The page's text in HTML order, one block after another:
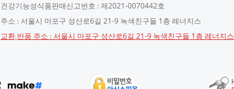
건강기능성식품판매신고번호 : 제2021-0070442호
주소 : 서울시 마포구 성산로6길 21-9 녹색친구들 1층 레너지스
교환,반품 주소 : 서울시 마포구 성산로6길 21-9 녹색친구들 1층 레너지스